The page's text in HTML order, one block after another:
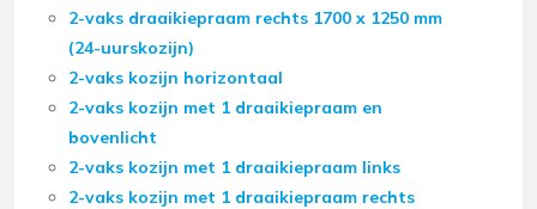
2-vaks draaikiepraam rechts 1700 x 1250 mm
(24-uurskozijn)
2-vaks kozijn horizontaal
2-vaks kozijn met 1 draaikiepraam en
bovenlicht
2-vaks kozijn met 1 draaikiepraam links
2-vaks kozijn met 1 draaikiepraam rechts